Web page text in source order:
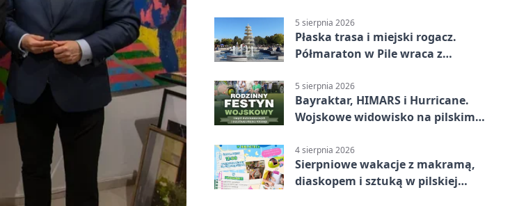
5 sierpnia 2026
Płaska trasa i miejski rogacz.
Półmaraton w Pile wraca z
5 sierpnia 2026
Bayraktar, HIMARS i Hurricane.
Wojskowe widowisko na pilskim
4 sierpnia 2026
Sierpniowe wakacje z makramą,
diaskopem i sztuką w pilskiej